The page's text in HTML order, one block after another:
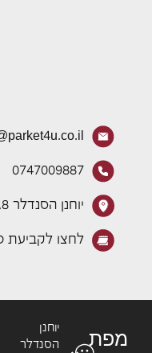
jack@parket4u.co.il
0747009887
יוחנן הסנדלר 8, כפר סבא
לחצו לקביעת פגישה
הסנדלר